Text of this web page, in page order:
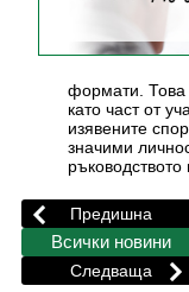
формати. Това
като част от
изявените
значими